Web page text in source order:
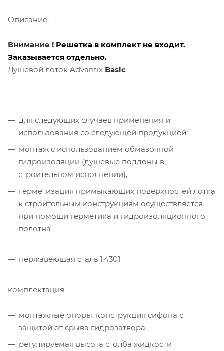
Описание:
Внимание ! Решетка в комплект не входит.
Заказывается отдельно.
Душевой лоток Advantix Basic
для следующих случаев применения и
использования со следующей продукцией:
монтаж с использованием обмазочной
гидроизоляции (душевые поддоны в
строительном исполнении),
герметизация примыкающих поверхностей лотка
к строительным конструкциям осуществляется
при помощи герметика и гидроизоляционного
полотна
нержавеющая сталь 1.4301
комплектация
монтажные опоры, конструкция сифона с
защитой от срыва гидрозатвора,
регулируемая высота столба жидкости